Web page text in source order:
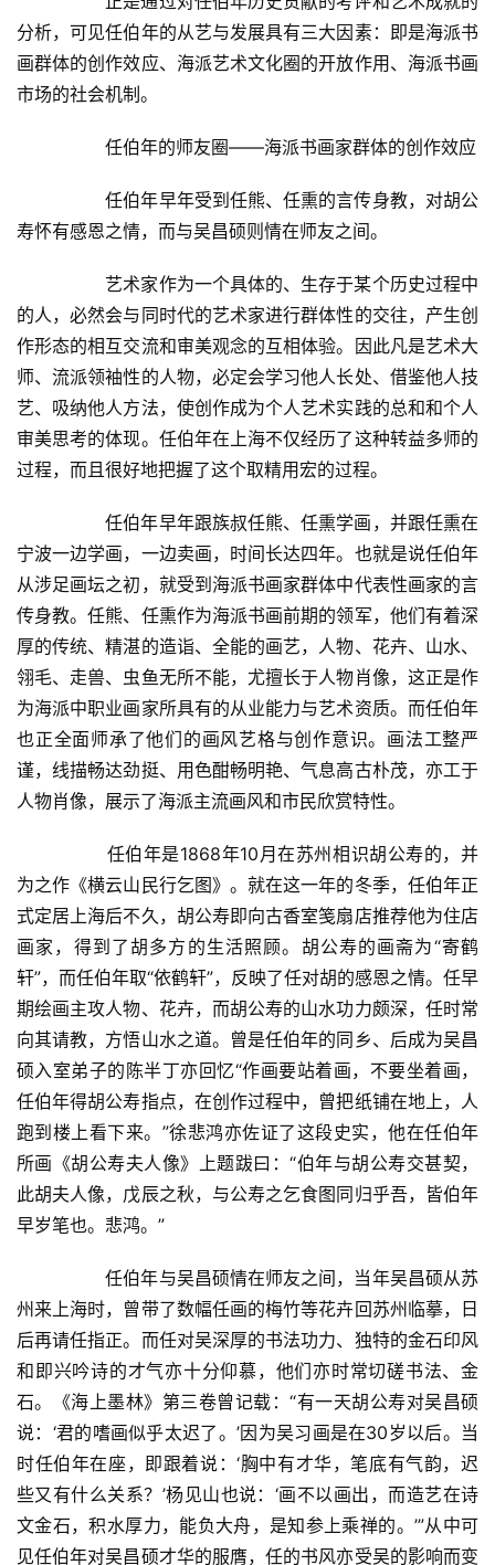
分析，可见任伯年的从艺与发展具有三大因素：即是海派书
画群体的创作效应、海派艺术文化圈的开放作用、海派书画
市场的社会机制。
寿怀有感恩之情，而与吴昌硕则情在师友之间。
的人，必然会与同时代的艺术家进行群体性的交往，产生创
作形态的相互交流和审美观念的互相体验。因此凡是艺术大
师、流派领袖性的人物，必定会学习他人长处、借鉴他人技
艺、吸纳他人方法，使创作成为个人艺术实践的总和和个人
审美思考的体现。任伯年在上海不仅经历了这种转益多师的
过程，而且很好地把握了这个取精用宏的过程。
宁波一边学画，一边卖画，时间长达四年。也就是说任伯年
从涉足画坛之初，就受到海派书画家群体中代表性画家的言
传身教。任熊、任熏作为海派书画前期的领军，他们有着深
厚的传统、精湛的造诣、全能的画艺，人物、花卉、山水、
翎毛、走兽、虫鱼无所不能，尤擅长于人物肖像，这正是作
为海派中职业画家所具有的从业能力与艺术资质。而任伯年
也正全面师承了他们的画风艺格与创作意识。画法工整严
谨，线描畅达劲挺、用色酣畅明艳、气息高古朴茂，亦工于
人物肖像，展示了海派主流画风和市民欣赏特性。
为之作《横云山民行乞图》。就在这一年的冬季，任伯年正
式定居上海后不久，胡公寿即向古香室笺扇店推荐他为住店
画家，得到了胡多方的生活照顾。胡公寿的画斋为“寄鹤
轩”，而任伯年取“依鹤轩”，反映了任对胡的感恩之情。任早
期绘画主攻人物、花卉，而胡公寿的山水功力颇深，任时常
向其请教，方悟山水之道。曾是任伯年的同乡、后成为吴昌
硕入室弟子的陈半丁亦回忆“作画要站着画，不要坐着画，
任伯年得胡公寿指点，在创作过程中，曾把纸铺在地上，人
跑到楼上看下来。”徐悲鸿亦佐证了这段史实，他在任伯年
所画《胡公寿夫人像》上题跋曰：“伯年与胡公寿交甚契，
此胡夫人像，戊辰之秋，与公寿之乞食图同归乎吾，皆伯年
早岁笔也。悲鸿。”
州来上海时，曾带了数幅任画的梅竹等花卉回苏州临摹，日
后再请任指正。而任对吴深厚的书法功力、独特的金石印风
和即兴吟诗的才气亦十分仰慕，他们亦时常切磋书法、金
石。《海上墨林》第三卷曾记载：“有一天胡公寿对吴昌硕
说：‘君的嗜画似乎太迟了。’因为吴习画是在30岁以后。当
时任伯年在座，即跟着说：‘胸中有才华，笔底有气韵，迟
些又有什么关系？’杨见山也说：‘画不以画出，而造艺在诗
文金石，积水厚力，能负大舟，是知参上乘禅的。’”从中可
见任伯年对吴昌硕才华的服膺，任的书风亦受吴的影响而变